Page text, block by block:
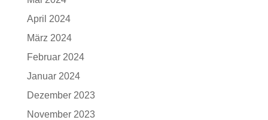
April 2024
März 2024
Februar 2024
Januar 2024
Dezember 2023
November 2023